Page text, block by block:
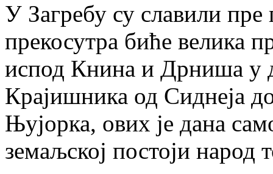
У Загребу су славили
прекосутра биће велика
испод Книна и Дрниша у
Крајишника од Сиднеја
Њујорка, ових је дана
земаљској постоји народ